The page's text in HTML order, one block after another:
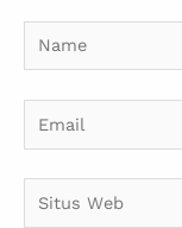
Name
Email
Situs